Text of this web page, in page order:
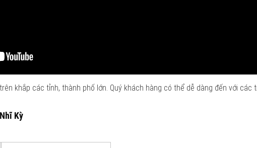
khắp các tỉnh, thành phố lớn. Quý khách hàng có thể dễ dàng đến với các
Kỳ